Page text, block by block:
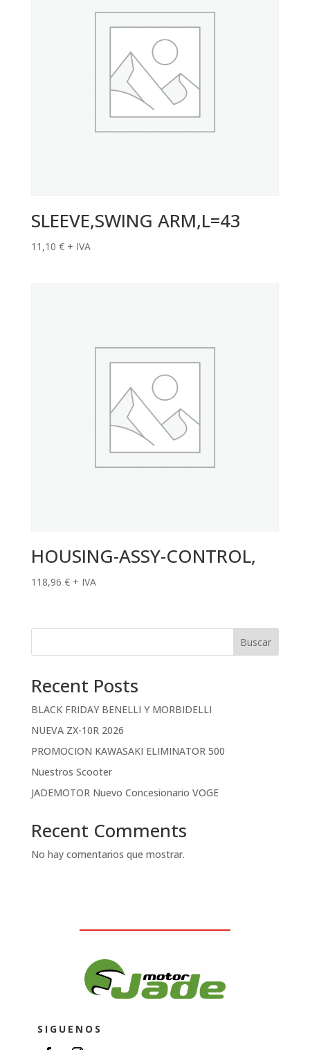
SLEEVE,SWING ARM,L=43
11,10 € + IVA
HOUSING-ASSY-CONTROL,
118,96 € + IVA
Buscar
Recent Posts
BLACK FRIDAY BENELLI Y MORBIDELLI
NUEVA ZX-10R 2026
PROMOCION KAWASAKI ELIMINATOR 500
Nuestros Scooter
JADEMOTOR Nuevo Concesionario VOGE
Recent Comments
No hay comentarios que mostrar.
SIGUENOS